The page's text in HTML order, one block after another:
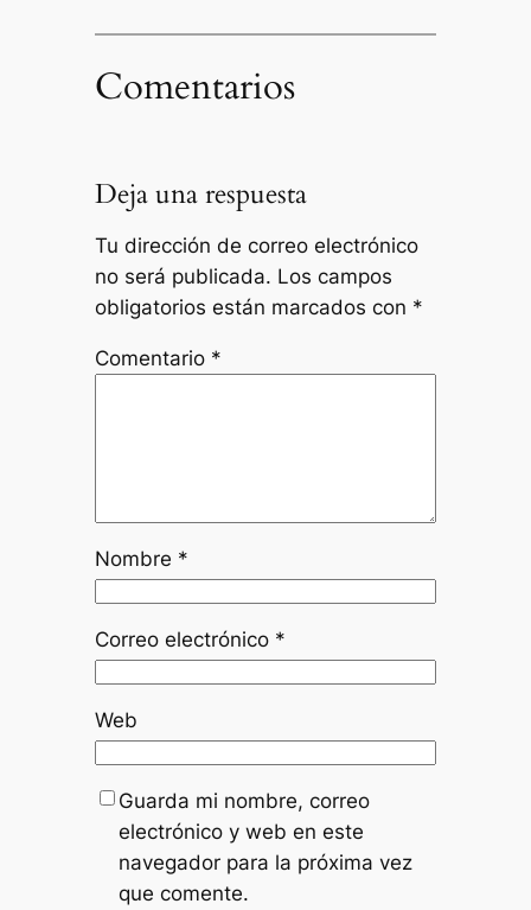
Comentarios
Deja una respuesta
Tu dirección de correo electrónico
no será publicada. Los campos
obligatorios están marcados con *
Comentario *
Nombre *
Correo electrónico *
Web
Guarda mi nombre, correo
electrónico y web en este
navegador para la próxima vez
que comente.